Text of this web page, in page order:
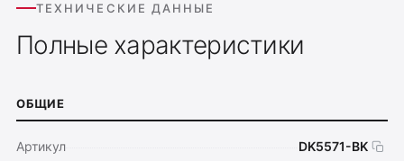
ТЕХНИЧЕСКИЕ ДАННЫЕ
Полные характеристики
ОБЩИЕ
Артикул DK5571-BK